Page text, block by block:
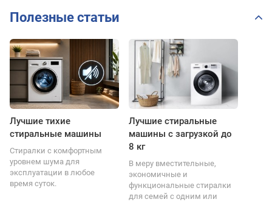
Полезные статьи
Лучшие тихие
стиральные машины
Стиралки с комфортным
уровнем шума для
эксплуатации в любое
время суток.
Лучшие стиральные
машины с загрузкой до
8 кг
В меру вместительные,
экономичные и
функциональные стиралки
для семей с одним или